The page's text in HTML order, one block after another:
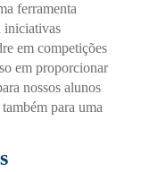
ferramenta
iniciativas
em competições
em proporcionar
nossos alunos
para uma